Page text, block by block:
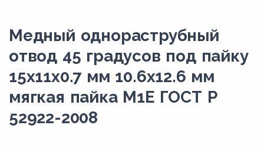
Медный однораструбный
отвод 45 градусов под пайку
15х11х0.7 мм 10.6х12.6 мм
мягкая пайка М1Е ГОСТ Р
52922-2008